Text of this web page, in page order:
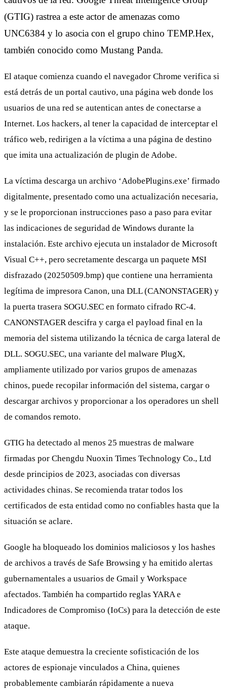
(GTIG) rastrea a este actor de amenazas como
UNC6384 y lo asocia con el grupo chino TEMP.Hex,
también conocido como Mustang Panda.
El ataque comienza cuando el navegador Chrome verifica si
está detrás de un portal cautivo, una página web donde los
usuarios de una red se autentican antes de conectarse a
Internet. Los hackers, al tener la capacidad de interceptar el
tráfico web, redirigen a la víctima a una página de destino
que imita una actualización de plugin de Adobe.
La víctima descarga un archivo ‘AdobePlugins.exe’ firmado
digitalmente, presentado como una actualización necesaria,
y se le proporcionan instrucciones paso a paso para evitar
las indicaciones de seguridad de Windows durante la
instalación. Este archivo ejecuta un instalador de Microsoft
Visual C++, pero secretamente descarga un paquete MSI
disfrazado (20250509.bmp) que contiene una herramienta
legítima de impresora Canon, una DLL (CANONSTAGER) y
la puerta trasera SOGU.SEC en formato cifrado RC-4.
CANONSTAGER descifra y carga el payload final en la
memoria del sistema utilizando la técnica de carga lateral de
DLL. SOGU.SEC, una variante del malware PlugX,
ampliamente utilizado por varios grupos de amenazas
chinos, puede recopilar información del sistema, cargar o
descargar archivos y proporcionar a los operadores un shell
de comandos remoto.
GTIG ha detectado al menos 25 muestras de malware
firmadas por Chengdu Nuoxin Times Technology Co., Ltd
desde principios de 2023, asociadas con diversas
actividades chinas. Se recomienda tratar todos los
certificados de esta entidad como no confiables hasta que la
situación se aclare.
Google ha bloqueado los dominios maliciosos y los hashes
de archivos a través de Safe Browsing y ha emitido alertas
gubernamentales a usuarios de Gmail y Workspace
afectados. También ha compartido reglas YARA e
Indicadores de Compromiso (IoCs) para la detección de este
ataque.
Este ataque demuestra la creciente sofisticación de los
actores de espionaje vinculados a China, quienes
probablemente cambiarán rápidamente a nueva